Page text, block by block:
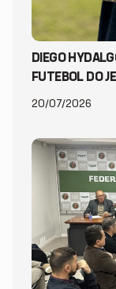
DIEGO
FUTEBOL DO
20/07/2026